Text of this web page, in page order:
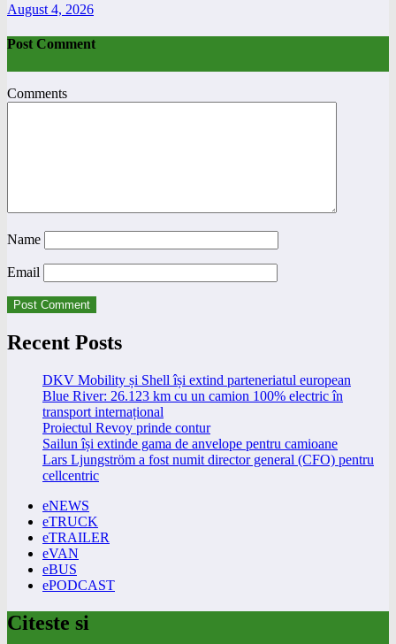
August 4, 2026
Post Comment
Comments
Name
Email
Recent Posts
DKV Mobility și Shell își extind parteneriatul european
Blue River: 26.123 km cu un camion 100% electric în
transport internațional
Proiectul Revoy prinde contur
Sailun își extinde gama de anvelope pentru camioane
Lars Ljungström a fost numit director general (CFO) pentru
cellcentric
eNEWS
eTRUCK
eTRAILER
eVAN
eBUS
ePODCAST
Citeste si